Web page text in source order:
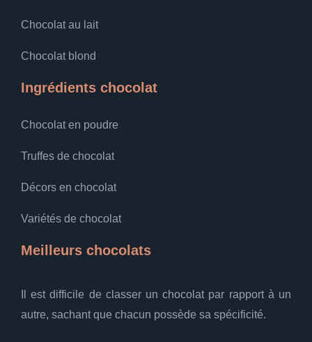
Chocolat au lait
Chocolat blond
Ingrédients chocolat
Chocolat en poudre
Truffes de chocolat
Décors en chocolat
Variétés de chocolat
Meilleurs chocolats
Il est difficile de classer un chocolat par rapport à un
autre, sachant que chacun possède sa spécificité.